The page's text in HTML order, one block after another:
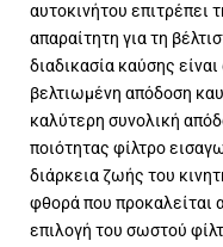
αυτοκινήτου επιτρέπει
απαραίτητη για τη
διαδικασία καύσης
βελτιωμένη απόδοση
καλύτερη συνολική
ποιότητας φίλτρο
διάρκεια ζωής του
φθορά που προκαλείται
επιλογή του σωστού